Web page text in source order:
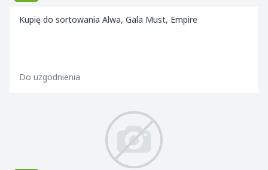
Kupię do sortowania Alwa, Gala Must, Empire
Do uzgodnienia